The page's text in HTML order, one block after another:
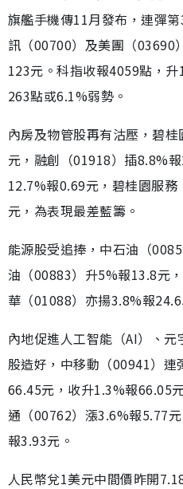
旗艦手機傳11月發布，連彈
訊（00700）及美團（03690
123元。科指收報4059點，
263點或6.1%弱勢。
內房及物管股再有沽壓，碧
元，融創（01918）插8.8%
12.7%報0.69元，碧桂園服
元，為表現最差藍籌。
能源股受追捧，中石油（
油（00883）升5%報13.8元
華（01088）亦揚3.8%報
內地促進人工智能（AI）、
股造好，中移動（00941）
66.45元，收升1.3%報66.05
通（00762）漲3.6%報5.77
報3.93元。
人民幣兌1美元中間價昨開